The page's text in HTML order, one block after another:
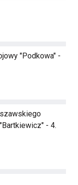
"Podkowa" -
- 4.